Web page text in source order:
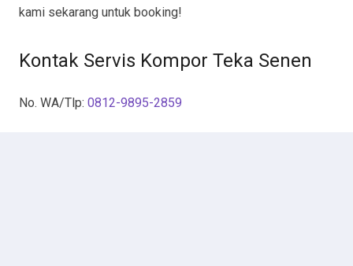
kami sekarang untuk booking!
Kontak Servis Kompor Teka Senen
No. WA/Tlp: 0812-9895-2859